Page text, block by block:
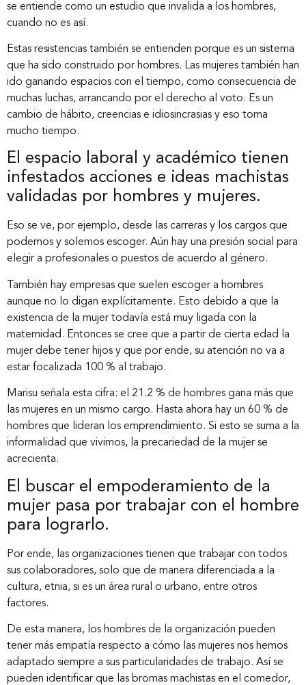
Nosotros
Nuestros servicios
Nuestros clientes
Novedades
Contáctanos
se entiende como un estudio que invalida a los hombres,
cuando no es así.
Estas resistencias también se entienden porque es un sistema
que ha sido construido por hombres. Las mujeres también han
ido ganando espacios con el tiempo, como consecuencia de
muchas luchas, arrancando por el derecho al voto. Es un
cambio de hábito, creencias e idiosincrasias y eso toma
mucho tiempo.
El espacio laboral y académico tienen
infestados acciones e ideas machistas
validadas por hombres y mujeres.
Eso se ve, por ejemplo, desde las carreras y los cargos que
podemos y solemos escoger. Aún hay una presión social para
elegir a profesionales o puestos de acuerdo al género.
También hay empresas que suelen escoger a hombres
aunque no lo digan explícitamente. Esto debido a que la
existencia de la mujer todavía está muy ligada con la
maternidad. Entonces se cree que a partir de cierta edad la
mujer debe tener hijos y que por ende, su atención no va a
estar focalizada 100 % al trabajo.
Marisu señala esta cifra: el 21.2 % de hombres gana más que
las mujeres en un mismo cargo. Hasta ahora hay un 60 % de
hombres que lideran los emprendimiento. Si esto se suma a la
informalidad que vivimos, la precariedad de la mujer se
acrecienta.
El buscar el empoderamiento de la
mujer pasa por trabajar con el hombre
para lograrlo.
Por ende, las organizaciones tienen que trabajar con todos
sus colaboradores, solo que de manera diferenciada a la
cultura, etnia, si es un área rural o urbano, entre otros
factores.
De esta manera, los hombres de la organización pueden
tener más empatía respecto a cómo las mujeres nos hemos
adaptado siempre a sus particularidades de trabajo. Así se
pueden identificar que las bromas machistas en el comedor,